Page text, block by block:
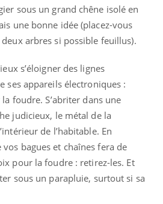
sous un grand chêne isolé en
une bonne idée (placez-vous
arbres si possible feuillus).
s’éloigner des lignes
ses appareils électroniques :
foudre. S’abriter dans une
judicieux, le métal de la
de l’habitable. En
bagues et chaînes fera de
pour la foudre : retirez-les. Et
sous un parapluie, surtout si sa